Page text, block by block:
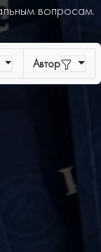
вопросам.
Автор